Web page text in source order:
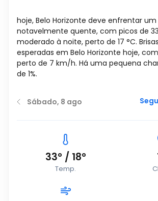
hoje, Belo Horizonte deve enfrentar um
notavelmente quente, com picos de 33
moderado à noite, perto de 17 °C.
esperadas em Belo Horizonte hoje,
perto de 7 km/h. Há uma pequena
de 1%.
Sábado, 8 ago
33° / 18°
Temp.